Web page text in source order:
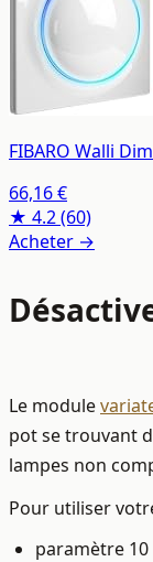
FIBARO Walli
66,16 €
★ 4.2(60)
Acheter →
Le module
pot se trouvant
lampes non
Pour utiliser
paramètre